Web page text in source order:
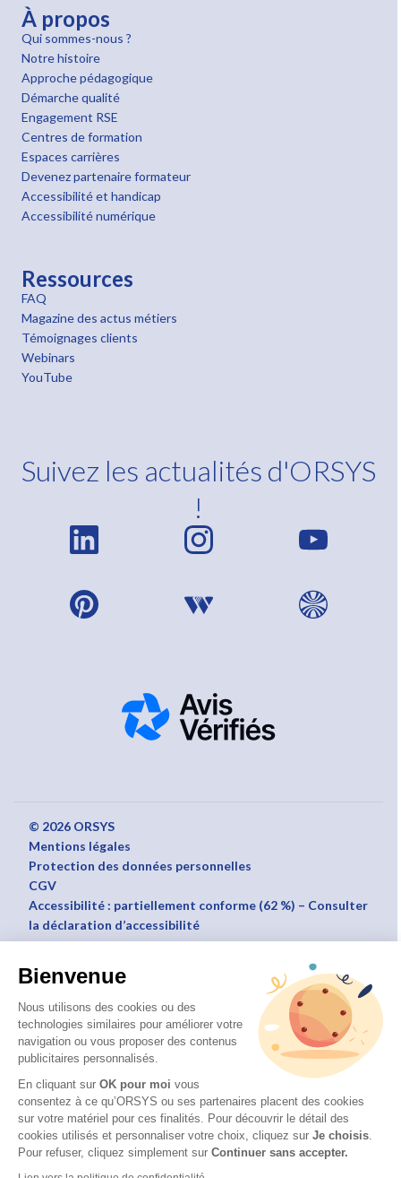
Bienvenue
Nous utilisons des cookies ou des
technologies similaires pour améliorer votre
navigation ou vous proposer des contenus
publicitaires personnalisés.
En cliquant sur OK pour moi vous
consentez à ce qu’ORSYS ou ses partenaires placent des cookies
sur votre matériel pour ces finalités. Pour découvrir le détail des
cookies utilisés et personnaliser votre choix, cliquez sur Je choisis.
Pour refuser, cliquez simplement sur Continuer sans accepter.
À propos
Qui sommes-nous ?
Notre histoire
Approche pédagogique
Démarche qualité
Engagement RSE
Centres de formation
Espaces carrières
Devenez partenaire formateur
Accessibilité et handicap
Accessibilité numérique
Ressources
FAQ
Magazine des actus métiers
Témoignages clients
Webinars
YouTube
Suivez les actualités d'ORSYS
!
© 2026 ORSYS
Mentions légales
Protection des données personnelles
CGV
Accessibilité : partiellement conforme (62 %) – Consulter
la déclaration d’accessibilité